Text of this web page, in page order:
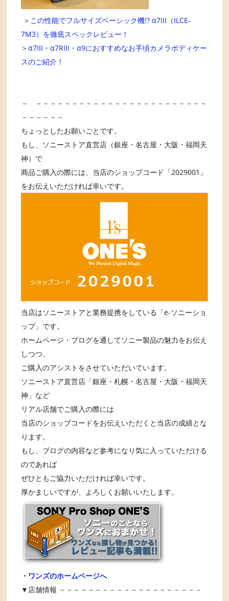
＞ この性能でフルサイズベーシック機!? α7III（ILCE-
7M3）を徹底スペックレビュー！
＞α7III・α7RIII・α9におすすめなお手頃カメラボディケー
スのご紹介！
－ －－－－－－－－－－－－－－－－－－－－－－－－
－－－－－－
ちょっとしたお願いごとです。
もし、ソニーストア直営店（銀座・名古屋・大阪・福岡天
神）で
商品ご購入の際には、当店のショップコード「2029001」
をお伝えいただければ幸いです。
当店はソニーストアと業務提携をしている「e-ソニーショ
ップ」です。
ホームページ・ブログを通してソニー製品の魅力をお伝え
しつつ、
ご購入のアシストをさせていただいています。
ソニーストア直営店「銀座・札幌・名古屋・大阪・福岡天
神」など
リアル店舗でご購入の際には
当店のショップコードをお伝えいただくと当店の成績とな
ります。
もし、ブログの内容など参考になり気に入っていただける
のであれば
ぜひともご協力いただければ幸いです。
厚かましいですが、よろしくお願いいたします。
・ ワンズのホームページへ
▼店舗情報 －－－－－－－－－－－－－－－－－－－－